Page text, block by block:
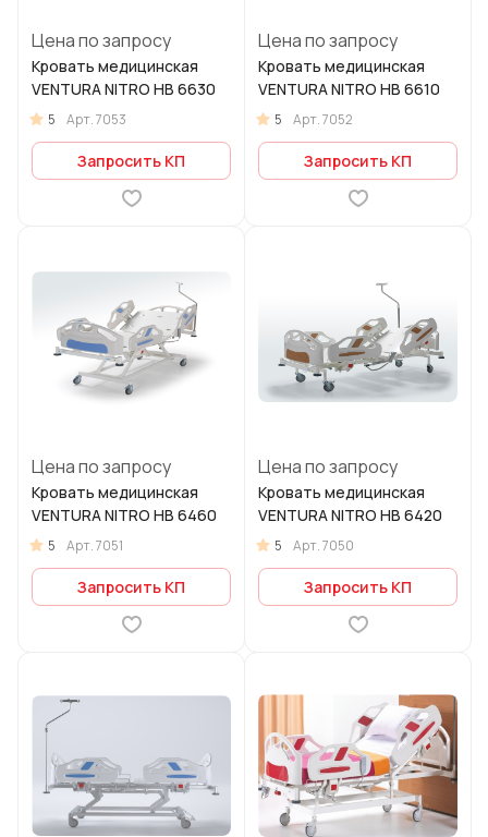
Цена по запросу
Кровать медицинская
VENTURA NITRO HB 6630
5 Арт.7053
Запросить КП
Цена по запросу
Кровать медицинская
VENTURA NITRO HB 6610
5 Арт.7052
Запросить КП
Цена по запросу
Кровать медицинская
VENTURA NITRO HB 6460
5 Арт.7051
Запросить КП
Цена по запросу
Кровать медицинская
VENTURA NITRO HB 6420
5 Арт.7050
Запросить КП